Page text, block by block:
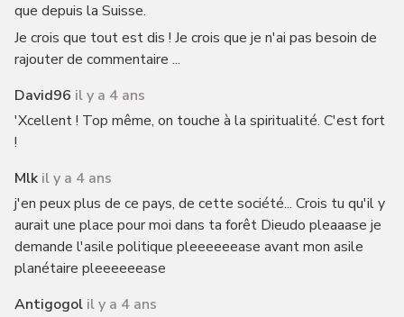
que depuis la Suisse.
Je crois que tout est dis ! Je crois que je n'ai pas besoin de
rajouter de commentaire ...
David96 il y a 4 ans
'Xcellent ! Top même, on touche à la spiritualité. C'est fort
!
Mlk il y a 4 ans
j'en peux plus de ce pays, de cette société... Crois tu qu'il y
aurait une place pour moi dans ta forêt Dieudo pleaaase je
demande l'asile politique pleeeeeease avant mon asile
planétaire pleeeeeease
Antigogol il y a 4 ans